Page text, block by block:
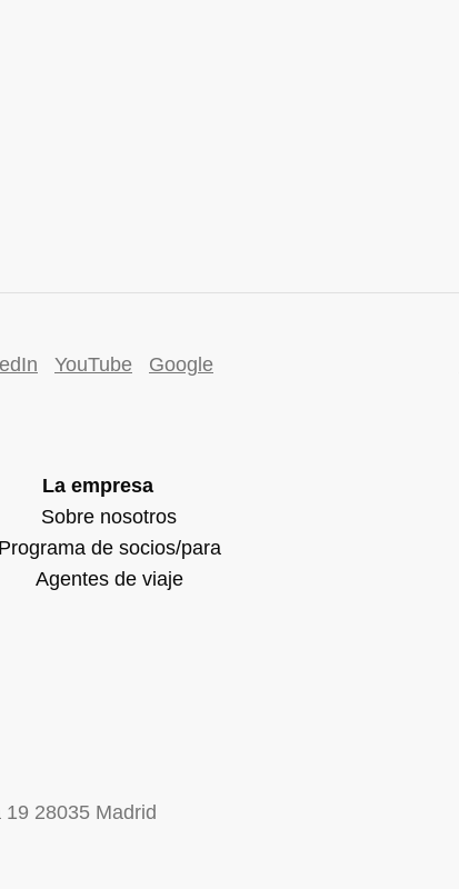
YouTube Google
La empresa
Sobre nosotros
Programa de socios/para
Agentes de viaje
28035 Madrid